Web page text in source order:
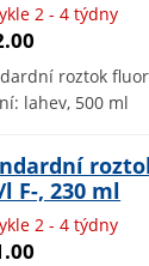
2 - 4 týdny
roztok
lahev, 500 ml
F-, 230 ml
2 - 4 týdny